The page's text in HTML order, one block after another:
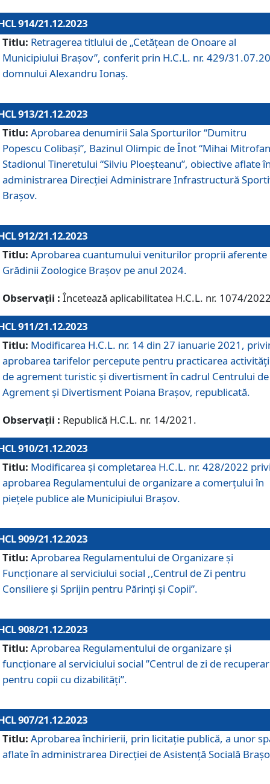
914/21.12.2023
Titlu: Retragerea titlului de „Cetățean de Onoare al
Municipiului Brașov”, conferit prin H.C.L. nr. 429/
domnului Alexandru Ionaș.
913/21.12.2023
Titlu: Aprobarea denumirii Sala Sporturilor “Dumitru
Popescu Colibași”, Bazinul Olimpic de Înot “Mihai
Stadionul Tineretului “Silviu Ploeșteanu”, obiective aflate
administrarea Direcției Administrare Infrastructură
Brașov.
912/21.12.2023
Titlu: Aprobarea cuantumului veniturilor proprii aferente
Grădinii Zoologice Braşov pe anul 2024.
Observații : Încetează aplicabilitatea H.C.L. nr. 1074/
911/21.12.2023
Titlu: Modificarea H.C.L. nr. 14 din 27 ianuarie 2021,
aprobarea tarifelor percepute pentru practicarea
de agrement turistic și divertisment în cadrul Centrului de
Agrement și Divertisment Poiana Brașov, republicată.
Observații : Republică H.C.L. nr. 14/2021.
910/21.12.2023
Titlu: Modificarea și completarea H.C.L. nr. 428/2022
aprobarea Regulamentului de organizare a comerțului în
piețele publice ale Municipiului Braşov.
909/21.12.2023
Titlu: Aprobarea Regulamentului de Organizare și
Funcționare al serviciului social ,,Centrul de Zi pentru
Consiliere şi Sprijin pentru Părinţi şi Copii”.
908/21.12.2023
Titlu: Aprobarea Regulamentului de organizare şi
funcţionare al serviciului social ”Centrul de zi de
pentru copii cu dizabilități”.
907/21.12.2023
Titlu: Aprobarea închirierii, prin licitație publică, a unor
aflate în administrarea Direcției de Asistență Socială